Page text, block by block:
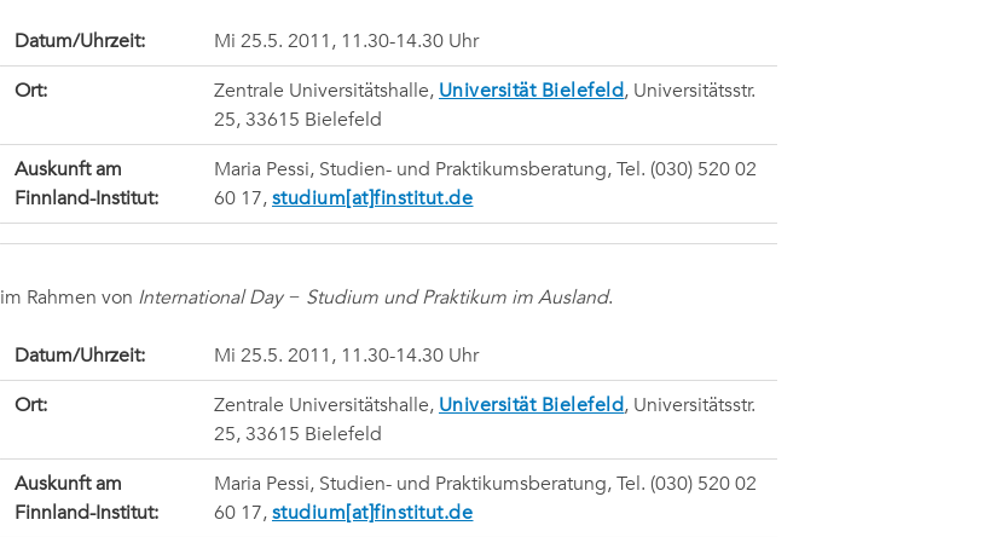
Datum/Uhrzeit: Mi 25.5. 2011, 11.30-14.30 Uhr
Ort: Zentrale Universitätshalle, Universität Bielefeld, Universitätsstr.
25, 33615 Bielefeld
Auskunft am
Finnland-Institut:
Maria Pessi, Studien- und Praktikumsberatung, Tel. (030) 520 02
60 17, studium[at]finstitut.de
im Rahmen von International Day − Studium und Praktikum im Ausland.
Datum/Uhrzeit: Mi 25.5. 2011, 11.30-14.30 Uhr
Ort: Zentrale Universitätshalle, Universität Bielefeld, Universitätsstr.
25, 33615 Bielefeld
Auskunft am
Finnland-Institut:
Maria Pessi, Studien- und Praktikumsberatung, Tel. (030) 520 02
60 17, studium[at]finstitut.de